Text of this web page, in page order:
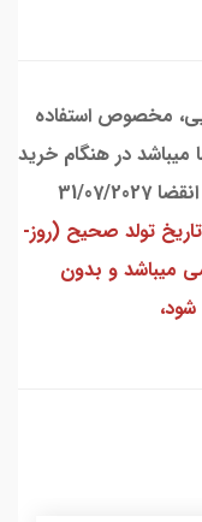
قندخون اکیوچک پرفورما 50 تایی، مخصوص استفاده
در هنگام خرید
به مدل دستگاه خود توجه فرمایید .تاریخ انقضا 31/07/2027
تولد صحیح (روز-
میباشد و بدون